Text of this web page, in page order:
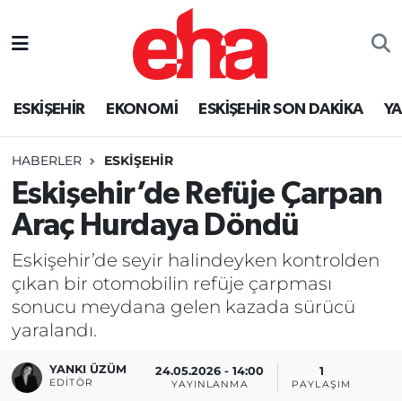
ESKİŞEHİR EKONOMİ ESKİŞEHİR SON DAKİKA
HABERLER ESKİŞEHİR
Eskişehir’de Refüje Çarpan
Araç Hurdaya Döndü
Eskişehir’de seyir halindeyken kontrolden
çıkan bir otomobilin refüje çarpması
sonucu meydana gelen kazada sürücü
yaralandı.
YANKI ÜZÜM
EDITÖR
24.05.2026 - 14:00
YAYINLANMA
1
PAYLAŞIM